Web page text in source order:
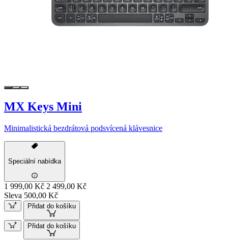
MX Keys Mini
Minimalistická bezdrátová podsvícená klávesnice
Speciální nabídka
1 999,00 Kč 2 499,00 Kč
Sleva 500,00 Kč
Přidat do košíku
Přidat do košíku